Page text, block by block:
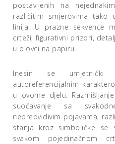
postavljenih na
različitim smjerovima tako
linija. U prazne sekvence
crteži, figurativni prizori,
u olovci na papiru.
Inesin se umjetnički
autoreferencijalnim
u ovome djelu.
suočavanje sa
nepredvidivim pojavama,
stanja kroz simboličke se
svakom pojedinačnom